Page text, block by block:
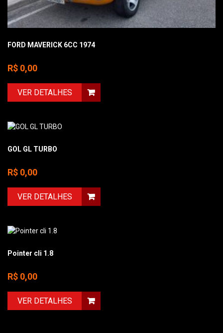
FORD MAVERICK 6CC 1974
R$ 0,00
VER DETALHES
GOL GL TURBO
R$ 0,00
VER DETALHES
Pointer cli 1.8
R$ 0,00
VER DETALHES